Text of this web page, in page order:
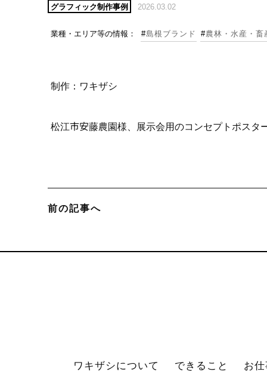
グラフィック制作事例 2026.03.02
業種・エリア等の情報： #島根ブランド #農林・水産・畜
制作：ワキザシ
松江市安藤農園様、展示会用のコンセプトポスタ
前の記事へ
ワキザシについて できること お